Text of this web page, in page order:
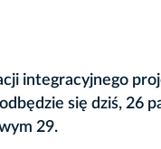
integracyjnego
się dziś, 26
29.